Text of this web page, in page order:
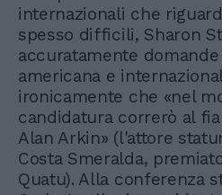
internazionali che
spesso difficili, Sharon
accuratamente
americana e
ironicamente che «nel
candidatura correrò al
Alan Arkin» (l'attore
Costa Smeralda,
Quatu). Alla conferenza